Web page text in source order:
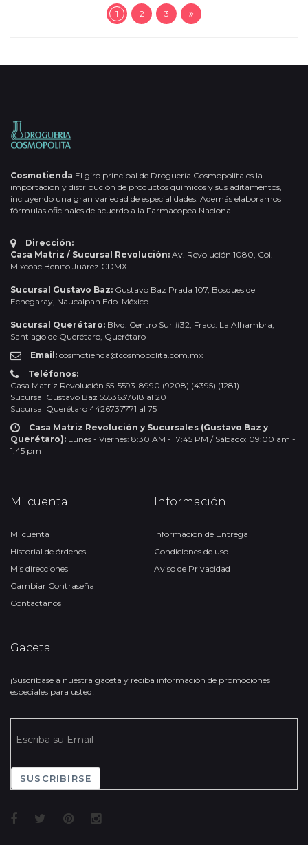
1 2 3
Cosmotienda El giro principal de Droguería Cosmopolita es la
importación y distribución de productos químicos y sus aditamentos,
incluyendo una gran variedad de especialidades. Además elaboramos
fórmulas oficinales de acuerdo a la Farmacopea Nacional.
Dirección:
Casa Matriz / Sucursal Revolución: Av. Revolución 1080, Col.
Mixcoac Benito Juárez CDMX
Sucursal Gustavo Baz: Gustavo Baz Prada 107, Bosques de
Echegaray, Naucalpan Edo. México
Sucursal Querétaro: Blvd. Centro Sur #32, Fracc. La Alhambra,
Santiago de Querétaro, Querétaro
Email: cosmotienda@cosmopolita.com.mx
Teléfonos:
Casa Matriz Revolución 55-5593-8990 (9208) (4395) (1281)
Sucursal Gustavo Baz 5553637618 al 20
Sucursal Querétaro 4426737771 al 75
Casa Matriz Revolución y Sucursales (Gustavo Baz y
Querétaro): Lunes - Viernes: 8:30 AM - 17:45 PM / Sábado: 09:00 am -
1:45 pm
Mi cuenta
Mi cuenta
Historial de órdenes
Mis direcciones
Cambiar Contraseña
Contactanos
Información
Información de Entrega
Condiciones de uso
Aviso de Privacidad
Gaceta
¡Suscríbase a nuestra gaceta y reciba información de promociones
especiales para usted!
SUSCRIBIRSE